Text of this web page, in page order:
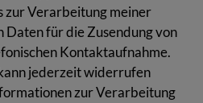
zur Verarbeitung meiner
Daten für die Zusendung von
Kontaktaufnahme.
jederzeit widerrufen
zur Verarbeitung